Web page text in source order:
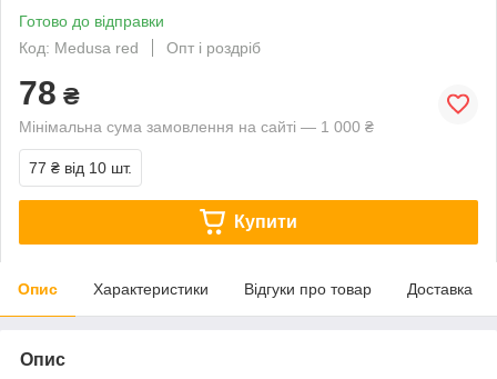
Готово до відправки
Код: Medusa red
Опт і роздріб
78 ₴
Мінімальна сума замовлення на сайті — 1 000 ₴
77 ₴ від 10 шт.
Купити
Опис Характеристики Відгуки про товар Доставка
Опис